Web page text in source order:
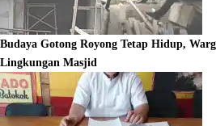
Budaya Gotong Royong Tetap Hidup,
Lingkungan Masjid